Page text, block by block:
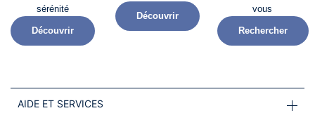
sérénité​
Découvrir
Découvrir
vous
Rechercher
AIDE ET SERVICES